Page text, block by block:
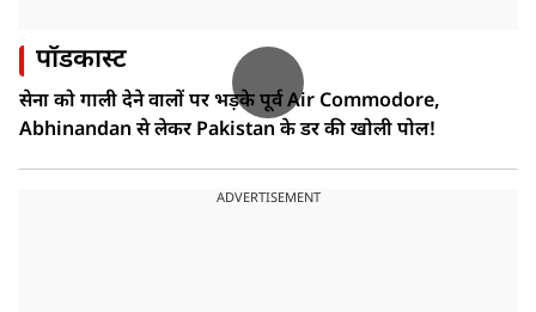
पॉडकास्ट
सेना को गाली देने वालों पर भड़के पूर्व Air Commodore,
Abhinandan से लेकर Pakistan के डर की खोली पोल!
ADVERTISEMENT